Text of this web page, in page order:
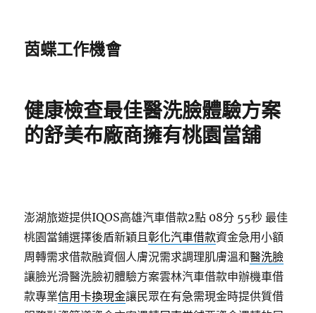
茵蝶工作機會
健康檢查最佳醫洗臉體驗方案
的舒美布廠商擁有桃園當舖
澎湖旅遊提供IQOS高雄汽車借款2點 08分 55秒 最佳
桃園當鋪選擇後盾新穎且彰化汽車借款資金急用小額
周轉需求借款融資個人膚況需求調理肌膚溫和醫洗臉
讓臉光滑醫洗臉初體驗方案雲林汽車借款申辦機車借
款專業信用卡換現金讓民眾在有急需現金時提供質借